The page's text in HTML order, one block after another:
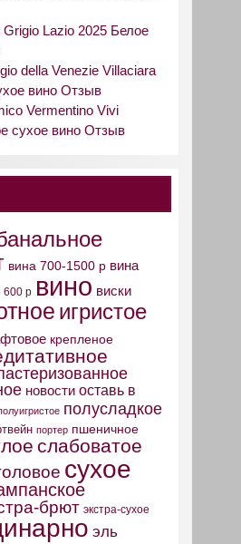
Lazio 2025 Белое
della Venezie Villaciara
вино Отзыв
Vermentino Vivi
сухое вино Отзыв
вина 700-1500 р вина
600 р вино виски
игристое
крепленое
новости оставь в
полусладкое
портер пшеничное
слабоватое
сухое
брют экстра-сухое
эль